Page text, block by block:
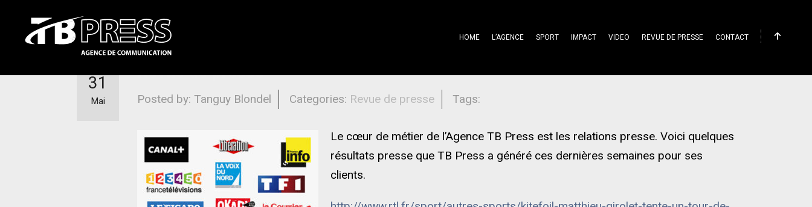
HOME L’AGENCE SPORT IMPACT VIDEO REVUE DE PRESSE CONTACT
Revue de presse
Posted by: Tanguy Blondel Categories: Revue de presse Tags:
31
Mai
Le cœur de métier de l’Agence TB Press est les relations presse. Voici quelques
résultats presse que TB Press a généré ces dernières semaines pour ses
clients.